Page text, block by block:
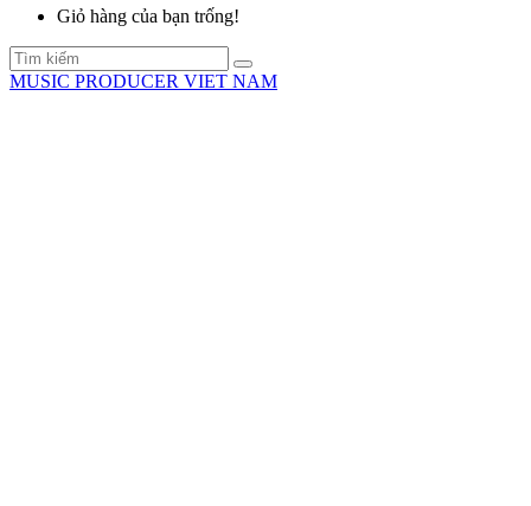
Giỏ hàng của bạn trống!
MUSIC PRODUCER VIET NAM